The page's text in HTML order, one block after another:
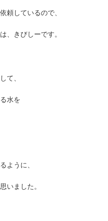
頼しているので、
、きびしーです。
て、
水を
ように、
いました。